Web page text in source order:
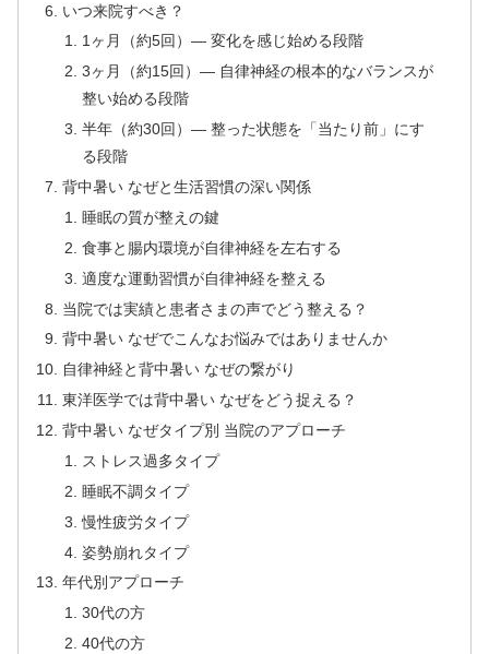
いつ来院すべき？
1ヶ月（約5回）— 変化を感じ始める段階
3ヶ月（約15回）— 自律神経の根本的なバランスが
整い始める段階
半年（約30回）— 整った状態を「当たり前」にす
る段階
背中暑い なぜと生活習慣の深い関係
睡眠の質が整えの鍵
食事と腸内環境が自律神経を左右する
適度な運動習慣が自律神経を整える
当院では実績と患者さまの声でどう整える？
背中暑い なぜでこんなお悩みではありませんか
自律神経と背中暑い なぜの繋がり
東洋医学では背中暑い なぜをどう捉える？
背中暑い なぜタイプ別 当院のアプローチ
ストレス過多タイプ
睡眠不調タイプ
慢性疲労タイプ
姿勢崩れタイプ
年代別アプローチ
30代の方
40代の方